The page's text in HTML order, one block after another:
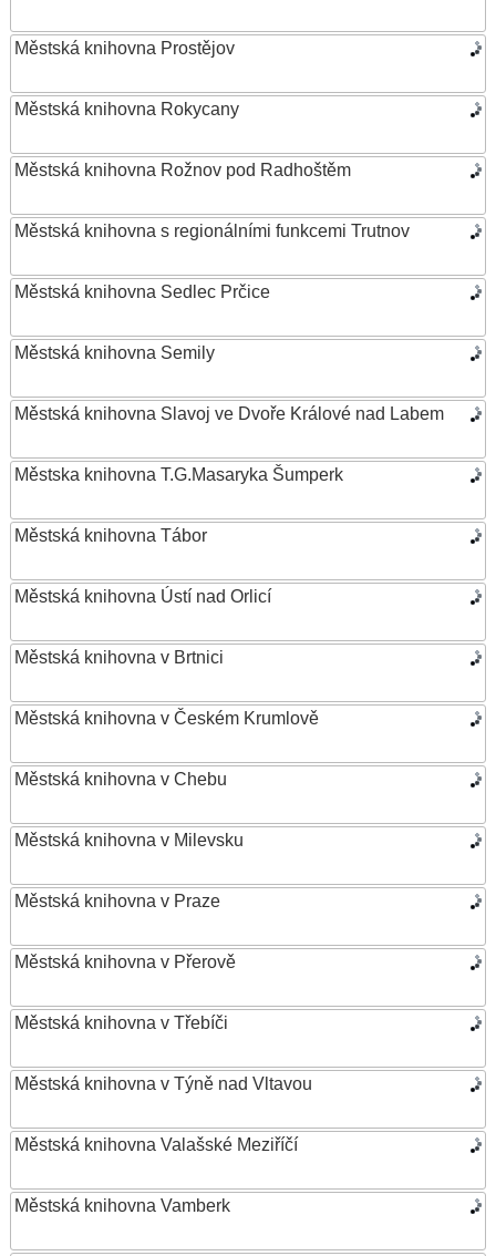
Městská knihovna Prostějov
Městská knihovna Rokycany
Městská knihovna Rožnov pod Radhoštěm
Městská knihovna s regionálními funkcemi Trutnov
Městská knihovna Sedlec Prčice
Městská knihovna Semily
Městská knihovna Slavoj ve Dvoře Králové nad Labem
Městska knihovna T.G.Masaryka Šumperk
Městská knihovna Tábor
Městská knihovna Ústí nad Orlicí
Městská knihovna v Brtnici
Městská knihovna v Českém Krumlově
Městská knihovna v Chebu
Městská knihovna v Milevsku
Městská knihovna v Praze
Městská knihovna v Přerově
Městská knihovna v Třebíči
Městská knihovna v Týně nad Vltavou
Městská knihovna Valašské Meziříčí
Městská knihovna Vamberk